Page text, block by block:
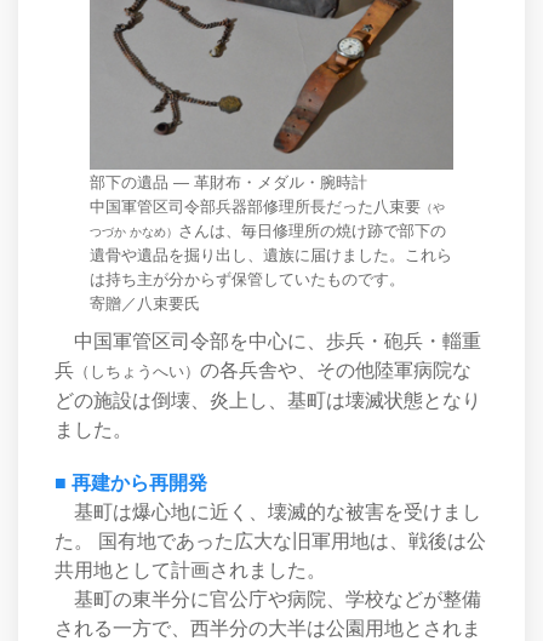
部下の遺品 ― 革財布・メダル・腕時計
中国軍管区司令部兵器部修理所長だった八束要 （や
つづか かなめ） さんは、毎日修理所の焼け跡で部下の
遺骨や遺品を掘り出し、遺族に届けました。これら
は持ち主が分からず保管していたものです。
寄贈／八束要氏
中国軍管区司令部を中心に、歩兵・砲兵・輜重
兵 （しちょうへい） の各兵舎や、その他陸軍病院な
どの施設は倒壊、炎上し、基町は壊滅状態となり
ました。
■ 再建から再開発
基町は爆心地に近く、壊滅的な被害を受けまし
た。 国有地であった広大な旧軍用地は、戦後は公
共用地として計画されました。
基町の東半分に官公庁や病院、学校などが整備
される一方で、西半分の大半は公園用地とされま